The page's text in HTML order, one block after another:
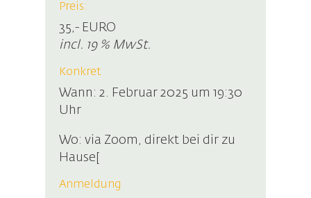
Preis:
35,- EURO
incl. 19 % MwSt.
Konkret
Wann: 2. Februar 2025 um 19:30
Uhr
Wo: via Zoom, direkt bei dir zu
Hause[
Anmeldung